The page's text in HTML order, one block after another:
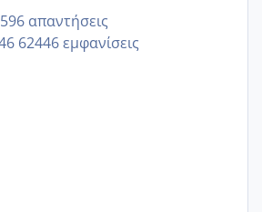
596 απαντήσεις
62446 εμφανίσεις